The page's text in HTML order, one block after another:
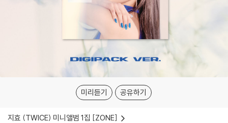
미리듣기 공유하기
지효 (TWICE) 미니앨범 1집 [ZONE]